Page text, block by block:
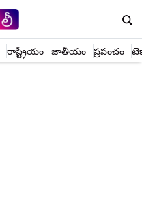
రాష్ట్రీయం జాతీయం ప్రపంచం